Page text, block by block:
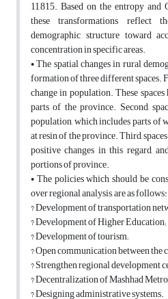
11,815. Based on the entropy
these transformations
demographic structure toward
concentration in specific areas.
• The spatial changes in rural
formation of three different spaces.
change in population. These
parts of the province. Second,
population, which includes parts of
at resin of the province. Third,
positive changes in this regard,
portions of province.
• The policies which should be
over regional analysis, are as follows:
? Development of transportation
? Development of Higher Education;
? Development of tourism;
? Open communication between the
? Strengthen regional development
? Decentralization of Mashhad
? Designing administrative systems.